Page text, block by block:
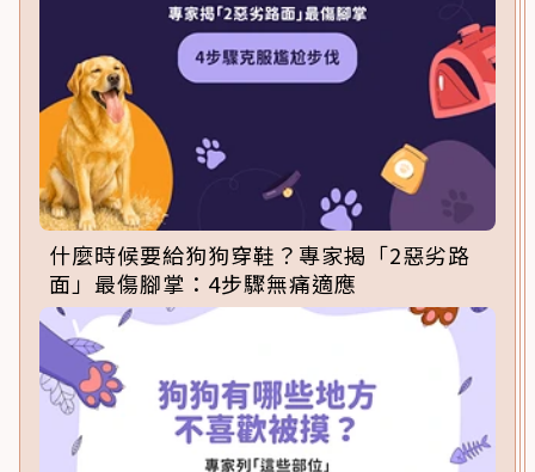
什麼時候要給狗狗穿鞋？專家揭「2惡劣路
面」最傷腳掌：4步驟無痛適應